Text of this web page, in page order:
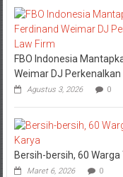
FBO Indonesia
Weimar DJ Perkenalkan
Agustus 3, 2026 0
Bersih-bersih, 60
Maret 6, 2026 0